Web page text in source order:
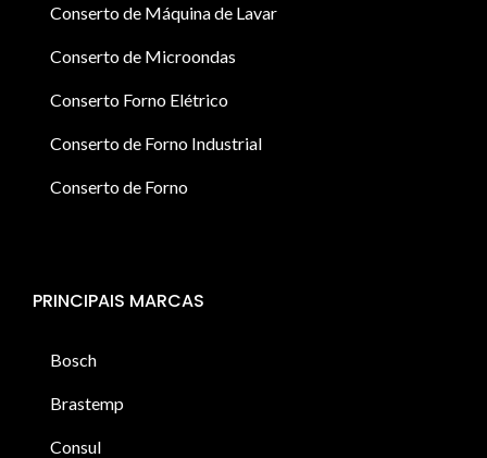
Conserto de Máquina de Lavar
Conserto de Microondas
Conserto Forno Elétrico
Conserto de Forno Industrial
Conserto de Forno
PRINCIPAIS MARCAS
Bosch
Brastemp
Consul